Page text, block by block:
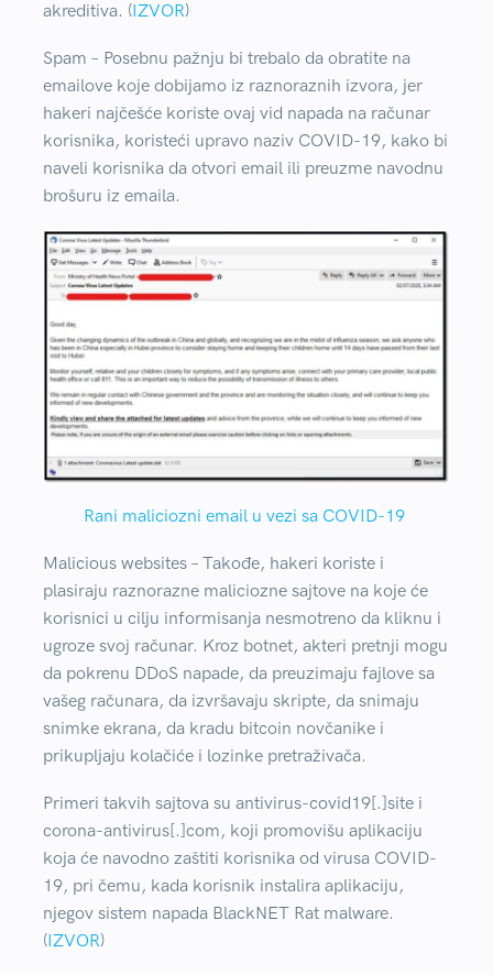
akreditiva. (IZVOR)
Spam – Posebnu pažnju bi trebalo da obratite na
emailove koje dobijamo iz raznoraznih izvora, jer
hakeri najčešće koriste ovaj vid napada na računar
korisnika, koristeći upravo naziv COVID-19, kako bi
naveli korisnika da otvori email ili preuzme navodnu
brošuru iz emaila.
Rani maliciozni email u vezi sa COVID-19
Malicious websites – Takođe, hakeri koriste i
plasiraju raznorazne maliciozne sajtove na koje će
korisnici u cilju informisanja nesmotreno da kliknu i
ugroze svoj računar. Kroz botnet, akteri pretnji mogu
da pokrenu DDoS napade, da preuzimaju fajlove sa
vašeg računara, da izvršavaju skripte, da snimaju
snimke ekrana, da kradu bitcoin novčanike i
prikupljaju kolačiće i lozinke pretraživača.
Primeri takvih sajtova su antivirus-covid19[.]site i
corona-antivirus[.]com, koji promovišu aplikaciju
koja će navodno zaštiti korisnika od virusa COVID-
19, pri čemu, kada korisnik instalira aplikaciju,
njegov sistem napada BlackNET Rat malware.
(IZVOR)